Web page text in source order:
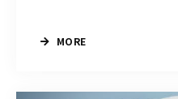
MORE